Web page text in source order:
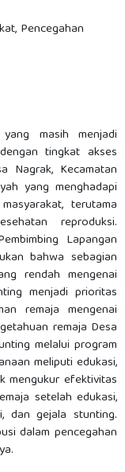
Pencegahan
masih menjadi
tingkat akses
Nagrak, Kecamatan
yang menghadapi
terutama
reproduksi.
Lapangan
bahwa sebagian
rendah mengenai
menjadi prioritas
remaja mengenai
remaja Desa
melalui program
meliputi edukasi,
mengukur efektivitas
setelah edukasi,
dan gejala stunting.
dalam pencegahan